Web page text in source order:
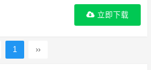
立即下载
1 ››